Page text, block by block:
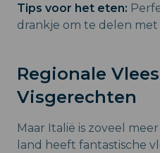
Tips voor het eten:
drankje om te delen met
Regionale
Visgerechten
Maar Italië is zoveel
land heeft fantastische